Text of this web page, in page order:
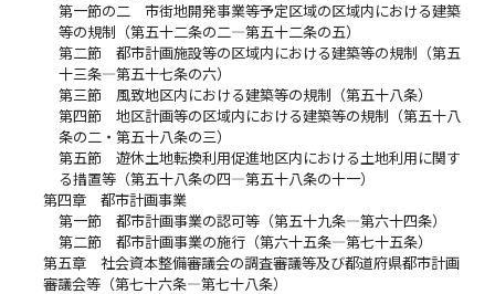
第一節の二 市街地開発事業等予定区域の区域内における建築
等の規制（第五十二条の二―第五十二条の五）
第二節 都市計画施設等の区域内における建築等の規制（第五
十三条―第五十七条の六）
第三節 風致地区内における建築等の規制（第五十八条）
第四節 地区計画等の区域内における建築等の規制（第五十八
条の二・第五十八条の三）
第五節 遊休土地転換利用促進地区内における土地利用に関す
る措置等（第五十八条の四―第五十八条の十一）
第四章 都市計画事業
第一節 都市計画事業の認可等（第五十九条―第六十四条）
第二節 都市計画事業の施行（第六十五条―第七十五条）
第五章 社会資本整備審議会の調査審議等及び都道府県都市計画
審議会等（第七十六条―第七十八条）